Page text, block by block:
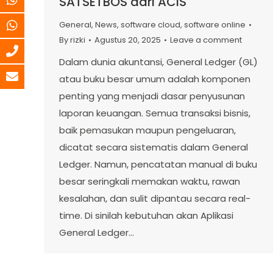
General, News, software cloud, software online
Byrizki Agustus 20, 2025 Leave a comment
Dalam dunia akuntansi, General Ledger (GL)
atau buku besar umum adalah komponen
penting yang menjadi dasar penyusunan
laporan keuangan. Semua transaksi bisnis,
baik pemasukan maupun pengeluaran,
dicatat secara sistematis dalam General
Ledger. Namun, pencatatan manual di buku
besar seringkali memakan waktu, rawan
kesalahan, dan sulit dipantau secara real-
time. Di sinilah kebutuhan akan Aplikasi
General Ledger…